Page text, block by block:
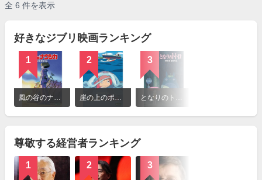
全 6 件を表示
好きなジブリ映画ランキング
1
風の谷のナウシカ
2
崖の上のポニョ
3
となりのトトロ
尊敬する経営者ランキング
1 2 3